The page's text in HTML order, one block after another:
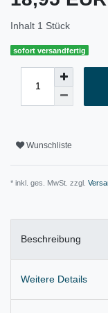
Inhalt 1 Stück
sofort versandfertig
Wunschliste
* inkl. ges. MwSt. zzgl.
Beschreibung
Weitere Details